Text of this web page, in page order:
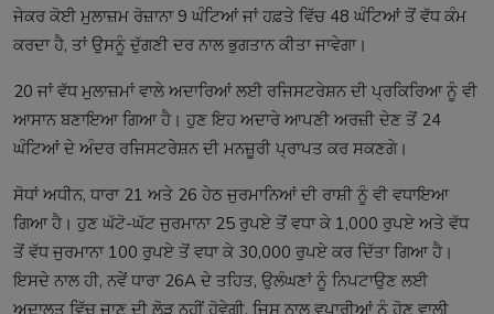
ਜੇਕਰ ਕੋਈ ਮੁਲਾਜ਼ਮ ਰੋਜ਼ਾਨਾ 9 ਘੰਟਿਆਂ ਜਾਂ ਹਫ਼ਤੇ ਵਿੱਚ 48 ਘੰਟਿਆਂ ਤੋਂ ਵੱਧ ਕੰਮ
ਕਰਦਾ ਹੈ, ਤਾਂ ਉਸਨੂੰ ਦੁੱਗਣੀ ਦਰ ਨਾਲ ਭੁਗਤਾਨ ਕੀਤਾ ਜਾਵੇਗਾ।
20 ਜਾਂ ਵੱਧ ਮੁਲਾਜ਼ਮਾਂ ਵਾਲੇ ਅਦਾਰਿਆਂ ਲਈ ਰਜਿਸਟਰੇਸ਼ਨ ਦੀ ਪ੍ਰਕਿਰਿਆ ਨੂੰ ਵੀ
ਆਸਾਨ ਬਣਾਇਆ ਗਿਆ ਹੈ। ਹੁਣ ਇਹ ਅਦਾਰੇ ਆਪਣੀ ਅਰਜ਼ੀ ਦੇਣ ਤੋਂ 24
ਘੰਟਿਆਂ ਦੇ ਅੰਦਰ ਰਜਿਸਟਰੇਸ਼ਨ ਦੀ ਮਨਜ਼ੂਰੀ ਪ੍ਰਾਪਤ ਕਰ ਸਕਣਗੇ।
ਸੋਧਾਂ ਅਧੀਨ, ਧਾਰਾ 21 ਅਤੇ 26 ਹੇਠ ਜੁਰਮਾਨਿਆਂ ਦੀ ਰਾਸ਼ੀ ਨੂੰ ਵੀ ਵਧਾਇਆ
ਗਿਆ ਹੈ। ਹੁਣ ਘੱਟੋ-ਘੱਟ ਜੁਰਮਾਨਾ 25 ਰੁਪਏ ਤੋਂ ਵਧਾ ਕੇ 1,000 ਰੁਪਏ ਅਤੇ ਵੱਧ
ਤੋਂ ਵੱਧ ਜੁਰਮਾਨਾ 100 ਰੁਪਏ ਤੋਂ ਵਧਾ ਕੇ 30,000 ਰੁਪਏ ਕਰ ਦਿੱਤਾ ਗਿਆ ਹੈ।
ਇਸਦੇ ਨਾਲ ਹੀ, ਨਵੇਂ ਧਾਰਾ 26A ਦੇ ਤਹਿਤ, ਉਲੰਘਣਾਂ ਨੂੰ ਨਿਪਟਾਉਣ ਲਈ
ਅਦਾਲਤ ਵਿੱਚ ਜਾਣ ਦੀ ਲੋੜ ਨਹੀਂ ਹੋਵੇਗੀ, ਜਿਸ ਨਾਲ ਵਪਾਰੀਆਂ ਨੂੰ ਹੋਣ ਵਾਲੀ